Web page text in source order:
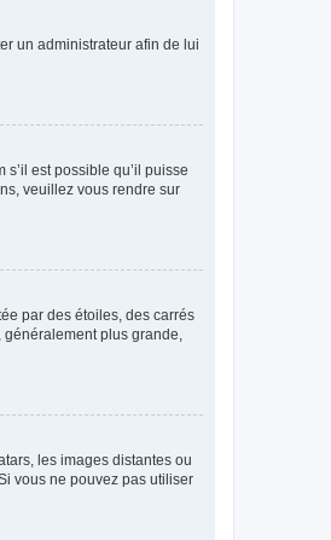
un administrateur afin de lui
est possible qu’il puisse
veuillez vous rendre sur
par des étoiles, des carrés
plus grande,
les images distantes ou
vous ne pouvez pas utiliser